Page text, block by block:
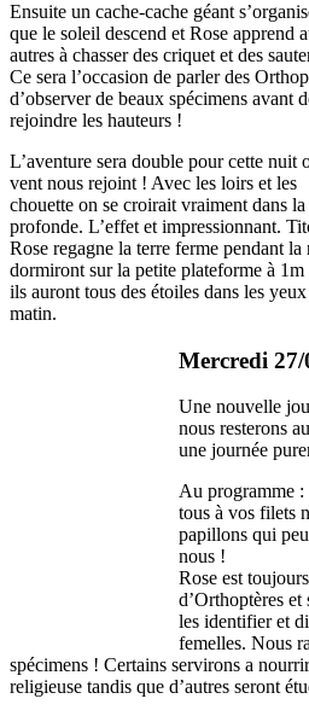
Ensuite un cache-cache géant
que le soleil descend et Rose apprend
autres à chasser des criquet et des
Ce sera l’occasion de parler des
d’observer de beaux spécimens avant
rejoindre les hauteurs !
L’aventure sera double pour cette nuit
vent nous rejoint ! Avec les loirs et les
chouette on se croirait vraiment dans
profonde. L’effet et impressionnant.
Rose regagne la terre ferme pendant la
dormiront sur la petite plateforme à 1m
ils auront tous des étoiles dans les yeux
matin.
Mercredi 27/
Une nouvelle
nous resterons
une journée
Au programme :
tous à vos filets
papillons qui
nous !
Rose est
d’Orthoptères
les identifier et
femelles. Nous
spécimens ! Certains servirons a
religieuse tandis que d’autres seront